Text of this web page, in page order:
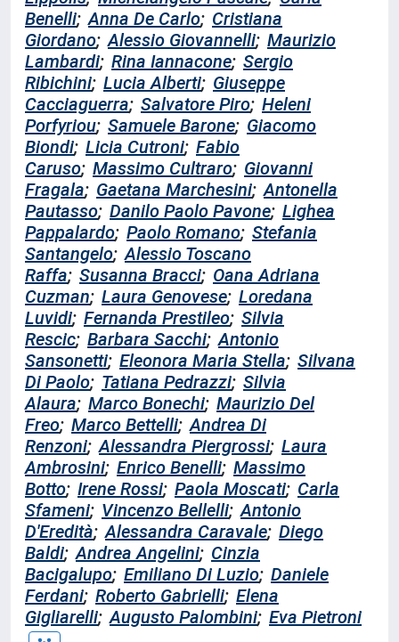
Benelli; Anna De Carlo; Cristiana
Giordano; Alessio Giovannelli; Maurizio
Lambardi; Rina Iannacone; Sergio
Ribichini; Lucia Alberti; Giuseppe
Cacciaguerra; Salvatore Piro; Heleni
Porfyriou; Samuele Barone; Giacomo
Biondi; Licia Cutroni; Fabio
Caruso; Massimo Cultraro; Giovanni
Fragala; Gaetana Marchesini; Antonella
Pautasso; Danilo Paolo Pavone; Lighea
Pappalardo; Paolo Romano; Stefania
Santangelo; Alessio Toscano
Raffa; Susanna Bracci; Oana Adriana
Cuzman; Laura Genovese; Loredana
Luvidi; Fernanda Prestileo; Silvia
Rescic; Barbara Sacchi; Antonio
Sansonetti; Eleonora Maria Stella; Silvana
Di Paolo; Tatiana Pedrazzi; Silvia
Alaura; Marco Bonechi; Maurizio Del
Freo; Marco Bettelli; Andrea Di
Renzoni; Alessandra Piergrossi; Laura
Ambrosini; Enrico Benelli; Massimo
Botto; Irene Rossi; Paola Moscati; Carla
Sfameni; Vincenzo Bellelli; Antonio
D'Eredità; Alessandra Caravale; Diego
Baldi; Andrea Angelini; Cinzia
Bacigalupo; Emiliano Di Luzio; Daniele
Ferdani; Roberto Gabrielli; Elena
Gigliarelli; Augusto Palombini; Eva Pietroni